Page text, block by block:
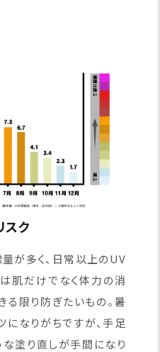
スク
が多く、日常以上のUV
肌だけでなく体力の消
る限り防ぎたいもの。暑
になりがちですが、手足
塗り直しが手間になり